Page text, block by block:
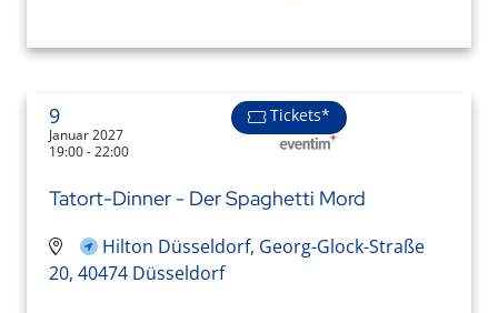
9
Januar 2027
19:00 - 22:00
Tickets*
Tatort-Dinner - Der Spaghetti Mord
Hilton Düsseldorf, Georg-Glock-Straße
20, 40474 Düsseldorf